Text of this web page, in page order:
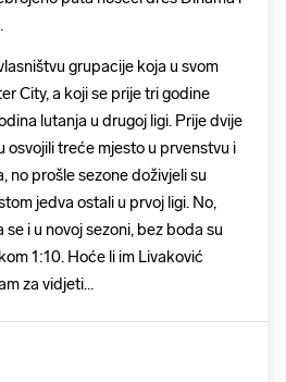
grupacije koja u svom
City, a koji se prije tri godine
lutanja u drugoj ligi. Prije dvije
osvojili treće mjesto u prvenstvu i
no prošle sezone doživjeli su
jedva ostali u prvoj ligi. No,
i u novoj sezoni, bez boda su
1:10. Hoće li im Livaković
za vidjeti...